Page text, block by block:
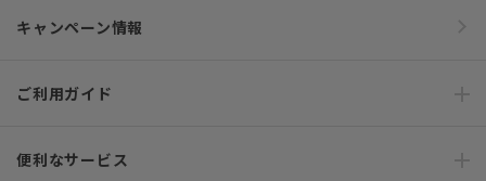
キャンペーン情報
ご利用ガイド
便利なサービス